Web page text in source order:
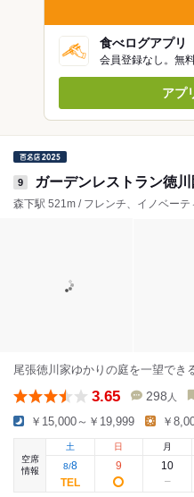
食べログアプリ
会員登録なし。無
アプ
9 ガーデンレストラン徳川
森下駅 521m / フレンチ、イノベーテ
尾張徳川家ゆかりの庭を一望でき
3.65 298 人
￥15,000～￥19,999 ￥
空席
情報
土
8/8
日
9
月
10